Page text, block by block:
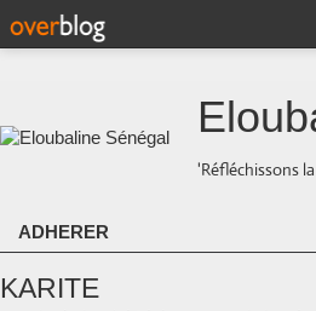
'Réfléchissons
ADHERER
KARITE